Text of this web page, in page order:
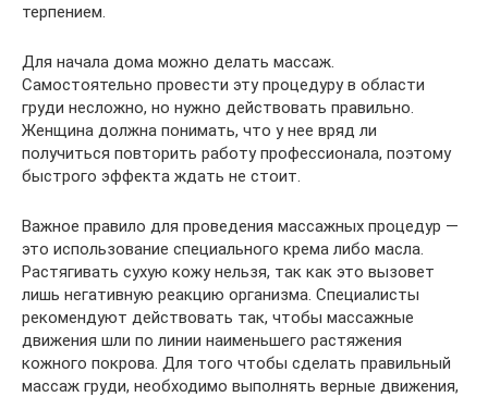
терпением.
Для начала дома можно делать массаж.
Самостоятельно провести эту процедуру в области
груди несложно, но нужно действовать правильно.
Женщина должна понимать, что у нее вряд ли
получиться повторить работу профессионала, поэтому
быстрого эффекта ждать не стоит.
Важное правило для проведения массажных процедур —
это использование специального крема либо масла.
Растягивать сухую кожу нельзя, так как это вызовет
лишь негативную реакцию организма. Специалисты
рекомендуют действовать так, чтобы массажные
движения шли по линии наименьшего растяжения
кожного покрова. Для того чтобы сделать правильный
массаж груди, необходимо выполнять верные движения,